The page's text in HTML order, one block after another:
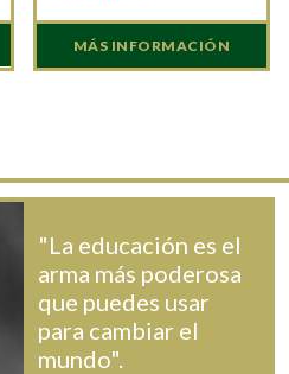
MÁS INFORMACIÓN
"La educación es el
arma más poderosa
que puedes usar
para cambiar el
mundo".